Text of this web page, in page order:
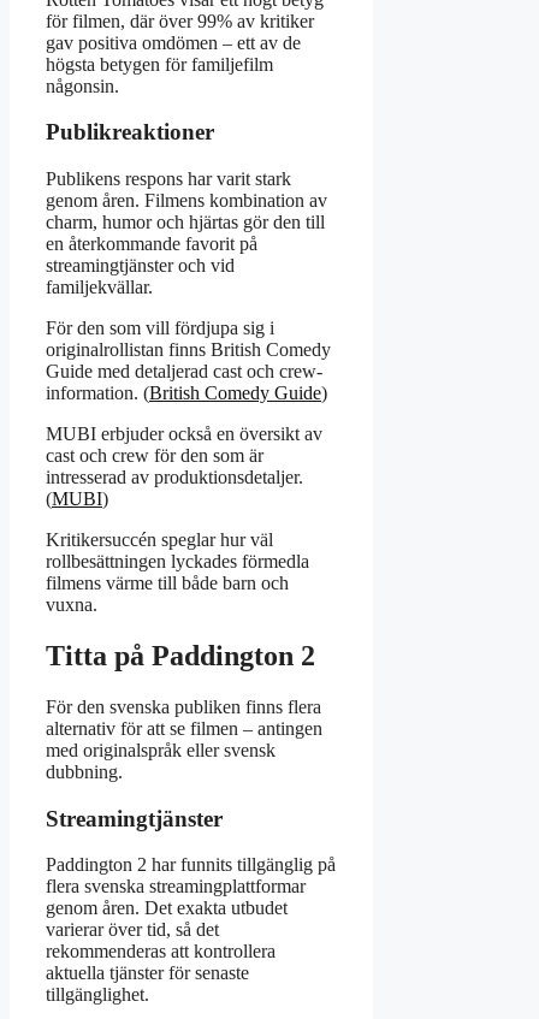
för filmen, där över 99% av kritiker
gav positiva omdömen – ett av de
högsta betygen för familjefilm
någonsin.
Publikreaktioner
Publikens respons har varit stark
genom åren. Filmens kombination av
charm, humor och hjärtas gör den till
en återkommande favorit på
streamingtjänster och vid
familjekvällar.
För den som vill fördjupa sig i
originalrollistan finns British Comedy
Guide med detaljerad cast och crew-
information. (British Comedy Guide)
MUBI erbjuder också en översikt av
cast och crew för den som är
intresserad av produktionsdetaljer.
(MUBI)
Kritikersuccén speglar hur väl
rollbesättningen lyckades förmedla
filmens värme till både barn och
vuxna.
Titta på Paddington 2
För den svenska publiken finns flera
alternativ för att se filmen – antingen
med originalspråk eller svensk
dubbning.
Streamingtjänster
Paddington 2 har funnits tillgänglig på
flera svenska streamingplattformar
genom åren. Det exakta utbudet
varierar över tid, så det
rekommenderas att kontrollera
aktuella tjänster för senaste
tillgänglighet.